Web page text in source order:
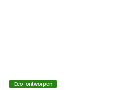
Eco-ontworpen